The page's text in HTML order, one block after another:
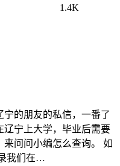
1.4K
的朋友的私信，一番了
辽宁上大学，毕业后需要
问问小编怎么查询。 如
我们在…